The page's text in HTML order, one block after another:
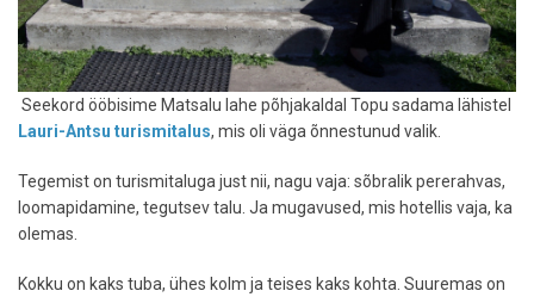
Seekord ööbisime Matsalu lahe põhjakaldal Topu sadama lähistel
Lauri-Antsu turismitalus, mis oli väga õnnestunud valik.
Tegemist on turismitaluga just nii, nagu vaja: sõbralik pererahvas,
loomapidamine, tegutsev talu. Ja mugavused, mis hotellis vaja, ka
olemas.
Kokku on kaks tuba, ühes kolm ja teises kaks kohta. Suuremas on